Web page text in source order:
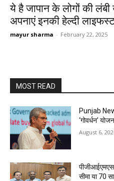
ये है जापान के लोगों की
अपनाएं इनकी हेल्दी
mayur sharma - February 22, 2025
MOST READ
Punjab
‘गोवर्धन’
August 6,
सीमा या 70